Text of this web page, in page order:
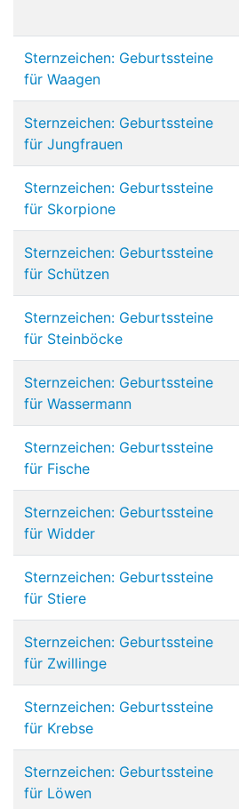
Sternzeichen: Geburtssteine
für Waagen
Sternzeichen: Geburtssteine
für Jungfrauen
Sternzeichen: Geburtssteine
für Skorpione
Sternzeichen: Geburtssteine
für Schützen
Sternzeichen: Geburtssteine
für Steinböcke
Sternzeichen: Geburtssteine
für Wassermann
Sternzeichen: Geburtssteine
für Fische
Sternzeichen: Geburtssteine
für Widder
Sternzeichen: Geburtssteine
für Stiere
Sternzeichen: Geburtssteine
für Zwillinge
Sternzeichen: Geburtssteine
für Krebse
Sternzeichen: Geburtssteine
für Löwen